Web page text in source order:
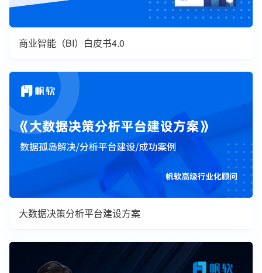
商业智能（BI）白皮书4.0
大数据决策分析平台建设方案